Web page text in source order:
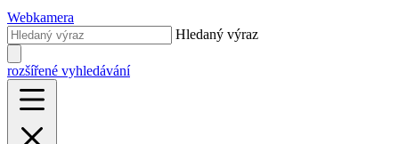
Webkamera
Hledaný výraz
rozšířené vyhledávání